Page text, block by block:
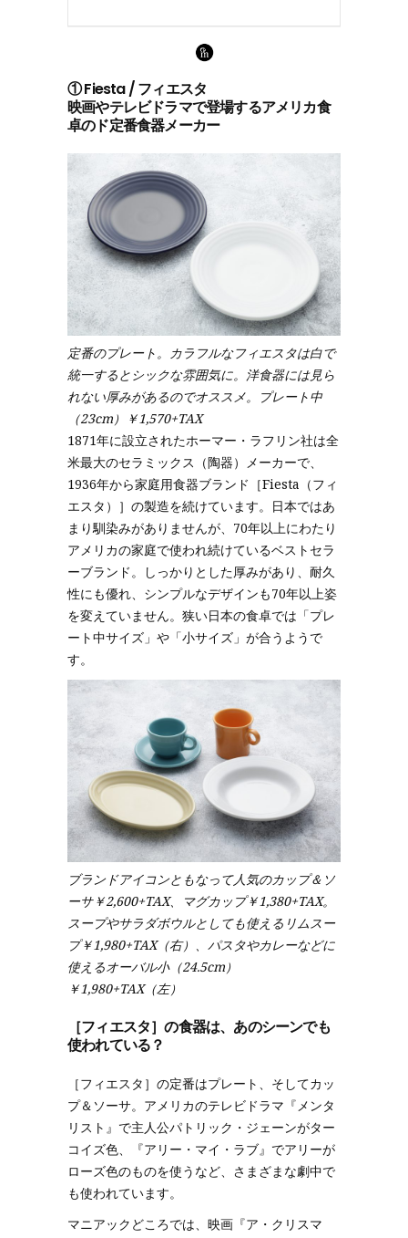
① Fiesta / フィエスタ
映画やテレビドラマで登場するアメリカ食
卓のド定番食器メーカー
定番のプレート。カラフルなフィエスタは白で
統一するとシックな雰囲気に。洋食器には見ら
れない厚みがあるのでオススメ。プレート中
（23cm）￥1,570+TAX
1871年に設立されたホーマー・ラフリン社は全
米最大のセラミックス（陶器）メーカーで、
1936年から家庭用食器ブランド［Fiesta（フィ
エスタ）］の製造を続けています。日本ではあ
まり馴染みがありませんが、70年以上にわたり
アメリカの家庭で使われ続けているベストセラ
ーブランド。しっかりとした厚みがあり、耐久
性にも優れ、シンプルなデザインも70年以上姿
を変えていません。狭い日本の食卓では「プレ
ート中サイズ」や「小サイズ」が合うようで
す。
ブランドアイコンともなって人気のカップ＆ソ
ーサ￥2,600+TAX、マグカップ￥1,380+TAX。
スープやサラダボウルとしても使えるリムスー
プ￥1,980+TAX（右）、パスタやカレーなどに
使えるオーバル小（24.5cm）
￥1,980+TAX（左）
［フィエスタ］の食器は、あのシーンでも
使われている？
［フィエスタ］の定番はプレート、そしてカッ
プ＆ソーサ。アメリカのテレビドラマ『メンタ
リスト』で主人公パトリック・ジェーンがター
コイズ色、『アリー・マイ・ラブ』でアリーが
ローズ色のものを使うなど、さまざまな劇中で
も使われています。
マニアックどころでは、映画『ア・クリスマ